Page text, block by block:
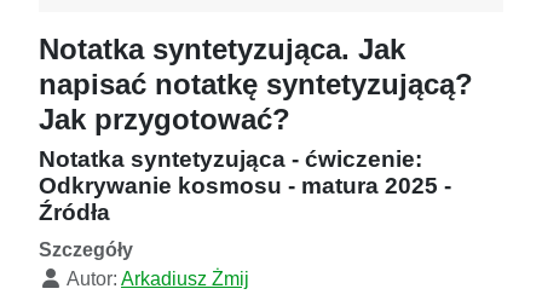
Notatka syntetyzująca. Jak
napisać notatkę syntetyzującą?
Jak przygotować?
Notatka syntetyzująca - ćwiczenie:
Odkrywanie kosmosu - matura 2025 -
Źródła
Szczegóły
Autor: Arkadiusz Żmij